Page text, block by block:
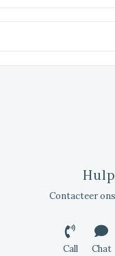
Contacteer
Call Chat